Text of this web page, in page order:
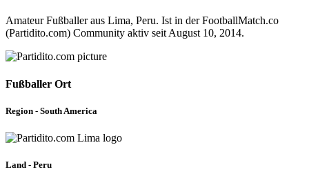
Amateur Fußballer aus Lima, Peru. Ist in der FootballMatch.co
(Partidito.com) Community aktiv seit August 10, 2014.
Fußballer Ort
Region - South America
Land - Peru